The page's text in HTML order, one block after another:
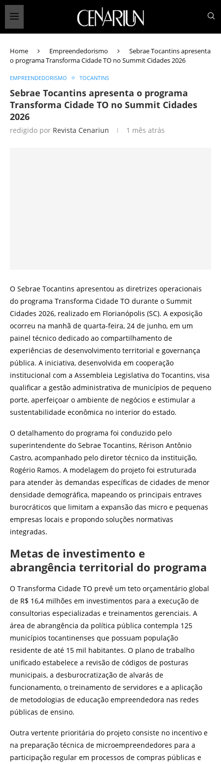
Home Empreendedorismo
Sebrae Tocantins apresenta
o programa Transforma Cidade TO no Summit Cidades 2026
EMPREENDEDORISMO TOCANTINS
Sebrae Tocantins apresenta o programa
Transforma Cidade TO no Summit Cidades
2026
redigido por Revista Cenariun 1 mês atrás
O Sebrae Tocantins apresentou as diretrizes operacionais
do programa Transforma Cidade TO durante o Summit
Cidades 2026, realizado em Florianópolis (SC). A exposição
ocorreu na manhã de quarta-feira, 24 de junho, em um
painel técnico dedicado ao compartilhamento de
experiências de desenvolvimento territorial e governança
pública. A iniciativa, desenvolvida em cooperação
institucional com a Assembleia Legislativa do Tocantins, visa
qualificar a gestão administrativa de municípios de pequeno
porte, aperfeiçoar o ambiente de negócios e estimular a
sustentabilidade econômica no interior do estado.
O detalhamento do programa foi conduzido pelo
superintendente do Sebrae Tocantins, Rérison Antônio
Castro, acompanhado pelo diretor técnico da instituição,
Rogério Ramos. A modelagem do projeto foi estruturada
para atender às demandas específicas de cidades de menor
densidade demográfica, mapeando os principais entraves
burocráticos que limitam a expansão das micro e pequenas
empresas locais e propondo soluções normativas
integradas.
Metas de investimento e
abrangência territorial do programa
O Transforma Cidade TO prevê um teto orçamentário global
de R$ 16,4 milhões em investimentos para a execução de
consultorias especializadas e treinamentos gerenciais. A
área de abrangência da política pública contempla 125
municípios tocantinenses que possuam população
residente de até 15 mil habitantes. O plano de trabalho
unificado estabelece a revisão de códigos de posturas
municipais, a desburocratização de alvarás de
funcionamento, o treinamento de servidores e a aplicação
de metodologias de educação empreendedora nas redes
públicas de ensino.
Outra vertente prioritária do projeto consiste no incentivo e
na preparação técnica de microempreendedores para a
participação regular em processos de compras públicas e